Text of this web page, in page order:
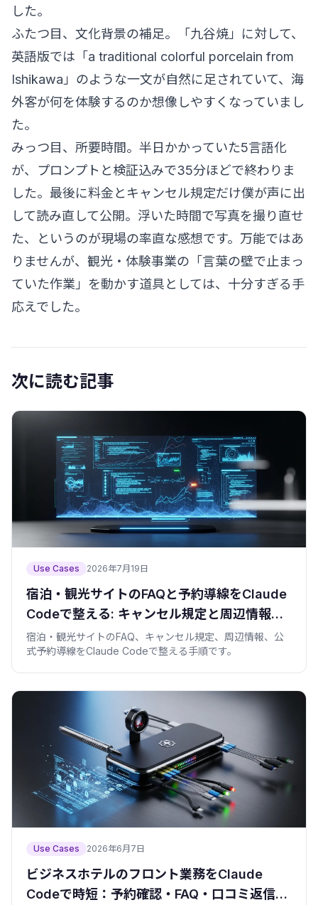
した。
ふたつ目、文化背景の補足。「九谷焼」に対して、
英語版では「a traditional colorful porcelain from
Ishikawa」のような一文が自然に足されていて、海
外客が何を体験するのか想像しやすくなっていまし
た。
みっつ目、所要時間。半日かかっていた5言語化
が、プロンプトと検証込みで35分ほどで終わりま
した。最後に料金とキャンセル規定だけ僕が声に出
して読み直して公開。浮いた時間で写真を撮り直せ
た、というのが現場の率直な感想です。万能ではあ
りませんが、観光・体験事業の「言葉の壁で止まっ
ていた作業」を動かす道具としては、十分すぎる手
応えでした。
次に読む記事
Use Cases 2026年7月19日
宿泊・観光サイトのFAQと予約導線をClaude
Codeで整える: キャンセル規定と周辺情報の
見せ方
宿泊・観光サイトのFAQ、キャンセル規定、周辺情報、公
式予約導線をClaude Codeで整える手順です。
Use Cases 2026年6月7日
ビジネスホテルのフロント業務をClaude
Codeで時短：予約確認・FAQ・口コミ返信を